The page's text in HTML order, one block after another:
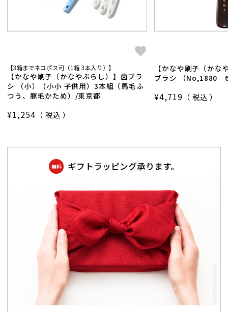
【3箱までネコポス可（1箱 3本入り）】
【かなや刷子（かなやぶらし）】歯ブラ
シ （小）（小小 子供用）3本組（馬毛ふ
つう、豚毛かため）/東京都
¥1,254 税込
【かなや刷子（かな
ブラシ （No,1880
¥4,719 税込
無料 ギフトラッピング承ります。